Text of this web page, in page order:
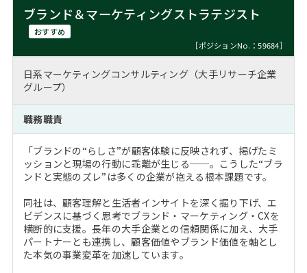
MBAの転職事例
MBAからのFAQ
MBA留学生数の推移
MBAを生かす求人特集
年齢と年収の相関図
よくある面接Q&A集
転職成功への4つの鍵
注目企業インタビュー
キャリアフォーラム
Career Talk Live
MBA NETWORKING
採用情報
ニュースリリース
ブランド＆マーケティングストラテジスト
おすすめ
［ポジションNo.：59684］
日系マーケティングコンサルティング（大手リサーチ企業
グループ）
職務職責
「ブランドの“らしさ”が顧客体験に反映されず、掲げたミ
ッションと現場の行動に乖離が生じる──。こうした“ブラ
ンドと実態のズレ”は多くの企業が抱える根本課題です。
同社は、顧客理解と生活者インサイトを深く掘り下げ、エ
ビデンスに基づく思考でブランド・マーケティング・CXを
横断的に支援。長年の大手企業との信頼関係に加え、大手
パートナーとも連携し、顧客価値やブランド価値を軸とし
た本気の事業変革を加速しています。